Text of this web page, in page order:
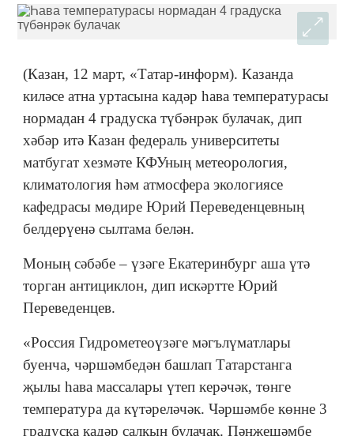
(Казан, 12 март, «Татар-информ). Казанда
киләсе атна уртасына кадәр һава температурасы
нормадан 4 градуска түбәнрәк булачак, дип
хәбәр итә Казан федераль университеты
матбугат хезмәте КФУның метеорология,
климатология һәм атмосфера экологиясе
кафедрасы мөдире Юрий Переведенцевның
белдерүенә сылтама белән.
Моның сәбәбе – үзәге Екатеринбург аша үтә
торган антициклон, дип искәртте Юрий
Переведенцев.
«Россия Гидрометеоүзәге мәгълүматлары
буенча, чәршәмбедән башлап Татарстанга
җылы һава массалары үтеп керәчәк, төнге
температура да күтәреләчәк. Чәршәмбе көнне 3
градуска кадәр салкын булачак. Пәнҗешәмбе